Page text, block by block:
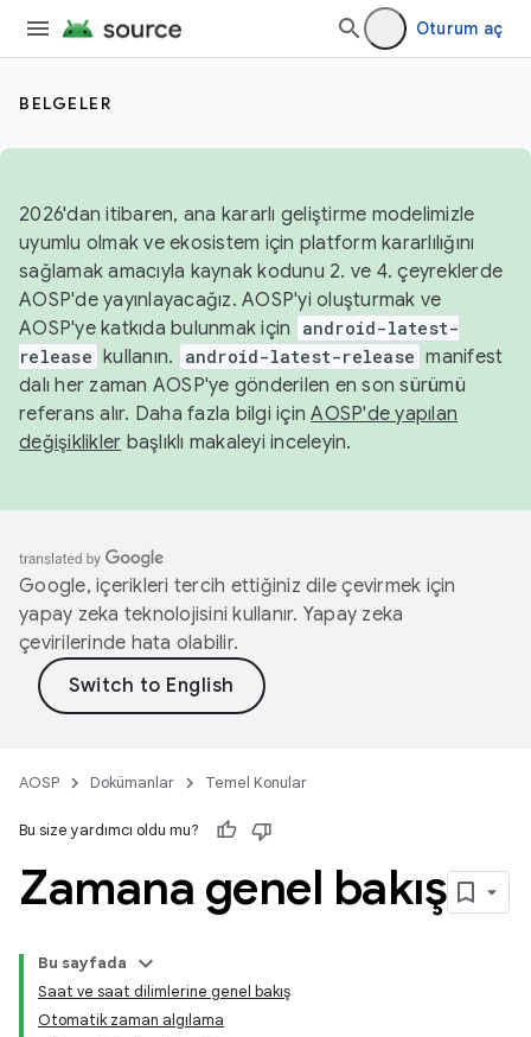
Oturum aç
BELGELER
2026'dan itibaren, ana kararlı geliştirme modelimizle
uyumlu olmak ve ekosistem için platform kararlılığını
sağlamak amacıyla kaynak kodunu 2. ve 4. çeyreklerde
AOSP'de yayınlayacağız. AOSP'yi oluşturmak ve
AOSP'ye katkıda bulunmak için
android-latest-
release kullanın. android-latest-release manifest
dalı her zaman AOSP'ye gönderilen en son sürümü
referans alır. Daha fazla bilgi içinAOSP'de yapılan
değişiklikler başlıklı makaleyi inceleyin.
Google, içerikleri tercih ettiğiniz dile çevirmek için
yapay zeka teknolojisini kullanır. Yapay zeka
çevirilerinde hata olabilir.
AOSP Dokümanlar Temel Konular
Bu size yardımcı oldu mu?
Zamana genel bakış
Bu sayfada
Saat ve saat dilimlerine genel bakış
Otomatik zaman algılama